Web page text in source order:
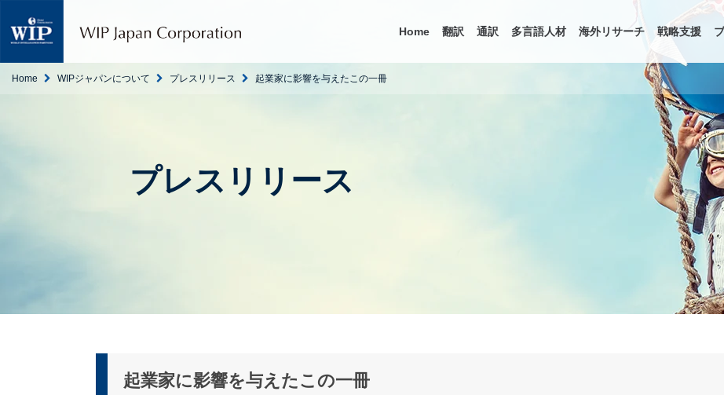
P
ャ
・
通
遣
の
Home 翻訳 通訳 多言語人材 海外リサーチ 戦略支援
Home WIPジャパンについて プレスリリース 起業家に影響を与えたこの一冊
プレスリリース
起業家に影響を与えたこの一冊